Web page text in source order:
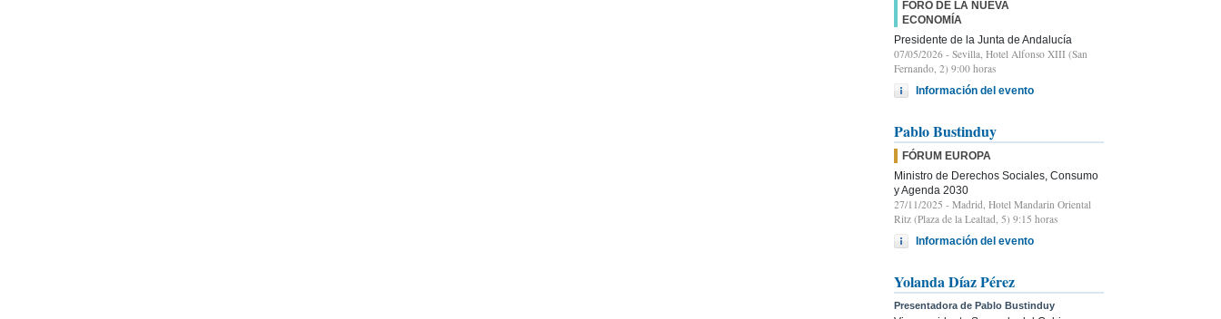
FORO DE LA NUEVA
ECONOMÍA
Presidente de la Junta de Andalucía
07/05/2026 - Sevilla, Hotel Alfonso XIII (San
Fernando, 2) 9:00 horas
Información del evento
Pablo Bustinduy
FÓRUM EUROPA
Ministro de Derechos Sociales, Consumo
y Agenda 2030
27/11/2025 - Madrid, Hotel Mandarin Oriental
Ritz (Plaza de la Lealtad, 5) 9:15 horas
Información del evento
Yolanda Díaz Pérez
Presentadora de Pablo Bustinduy